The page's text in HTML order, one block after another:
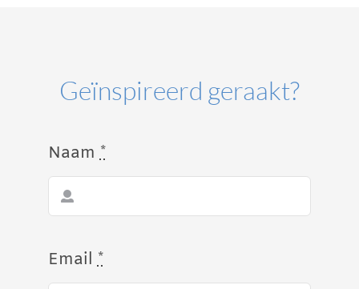
Geïnspireerd geraakt?
Naam*
Email*